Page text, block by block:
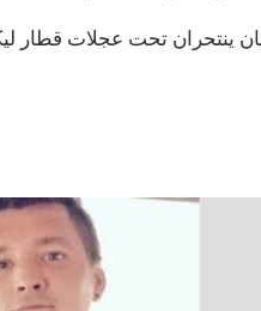
ينتحران تحت عجلات قطار